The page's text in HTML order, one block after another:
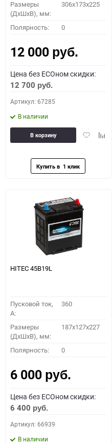
Размеры
(ДхШхВ), мм:
306x173x225
Полярность: 0
12 000 руб.
Цена без ECOном скидки:
12 700 руб.
Артикул: 67285
В наличии
Добавить
В корзину
HITEC 45B19L
Пусковой ток,
A:
360
Размеры
(ДхШхВ), мм:
187x127x227
Полярность: 0
6 000 руб.
Цена без ECOном скидки:
6 400 руб.
Артикул: 66939
В наличии